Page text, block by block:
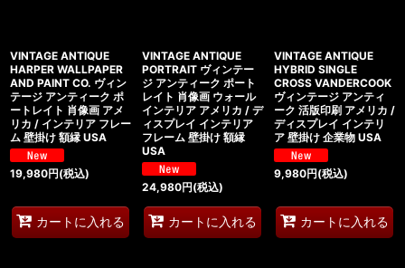
VINTAGE ANTIQUE
HARPER WALLPAPER
AND PAINT CO. ヴィン
テージ アンティーク ポ
ートレイト 肖像画 アメ
リカ / インテリア フレー
ム 壁掛け 額縁 USA
19,980円(税込)
カートに入れる
VINTAGE ANTIQUE
PORTRAIT ヴィンテー
ジ アンティーク ポート
レイト 肖像画 ウォール
インテリア アメリカ / デ
ィスプレイ インテリア
フレーム 壁掛け 額縁
USA
24,980円(税込)
カートに入れる
VINTAGE ANTIQUE
HYBRID SINGLE
CROSS VANDERCOOK
ヴィンテージ アンティ
ーク 活版印刷 アメリカ /
ディスプレイ インテリ
ア 壁掛け 企業物 USA
9,980円(税込)
カートに入れる